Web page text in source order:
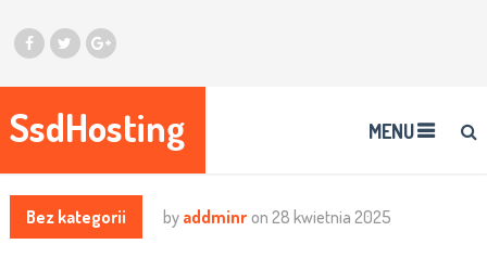
SsdHosting MENU
Bez kategorii by addminr on 28 kwietnia 2025